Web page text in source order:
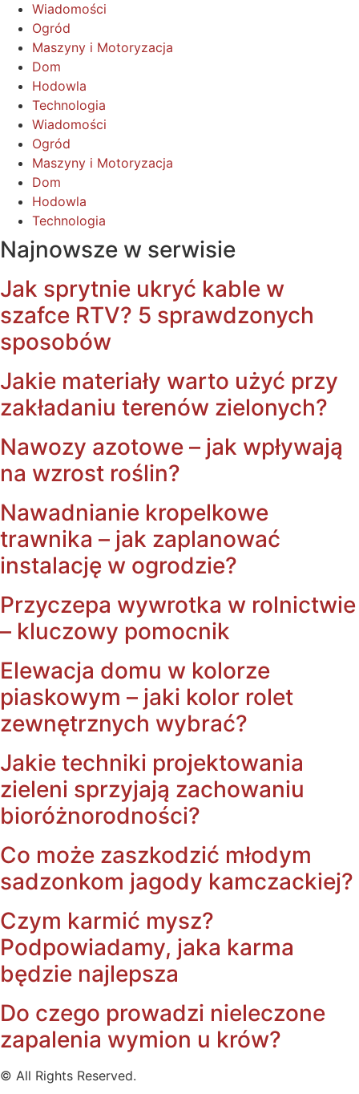
Wiadomości
Ogród
Maszyny i Motoryzacja
Dom
Hodowla
Technologia
Wiadomości
Ogród
Maszyny i Motoryzacja
Dom
Hodowla
Technologia
Najnowsze w serwisie
Jak sprytnie ukryć kable w
szafce RTV? 5 sprawdzonych
sposobów
Jakie materiały warto użyć przy
zakładaniu terenów zielonych?
Nawozy azotowe – jak wpływają
na wzrost roślin?
Nawadnianie kropelkowe
trawnika – jak zaplanować
instalację w ogrodzie?
Przyczepa wywrotka w rolnictwie
– kluczowy pomocnik
Elewacja domu w kolorze
piaskowym – jaki kolor rolet
zewnętrznych wybrać?
Jakie techniki projektowania
zieleni sprzyjają zachowaniu
bioróżnorodności?
Co może zaszkodzić młodym
sadzonkom jagody kamczackiej?
Czym karmić mysz?
Podpowiadamy, jaka karma
będzie najlepsza
Do czego prowadzi nieleczone
zapalenia wymion u krów?
© All Rights Reserved.